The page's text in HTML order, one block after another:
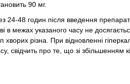
90 мг.
24-48 годин після введення
в межах указаного часу не
різна. При відновленні
свідчить про те, що зі збільшенням